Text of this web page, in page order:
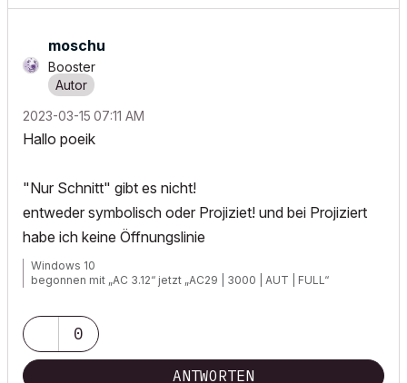
moschu
Booster
‎2023-03-15 07:11 AM
Hallo poeik
"Nur Schnitt" gibt es nicht!
entweder symbolisch oder Projiziet! und bei Projiziert
habe ich keine Öffnungslinie
Windows 10
begonnen mit „AC 3.12“ jetzt „AC29 | 3000 | AUT | FULL“
0
ANTWORTEN